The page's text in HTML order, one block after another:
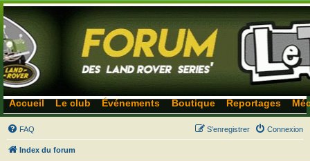
Accueil Le club Événements Boutique Reportages
FAQ Connexion
S’enregistrer
Index du forum